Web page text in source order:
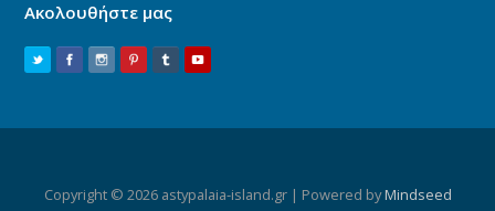
Ακολουθήστε μας
Copyright © 2026 astypalaia-island.gr | Powered byMindseed